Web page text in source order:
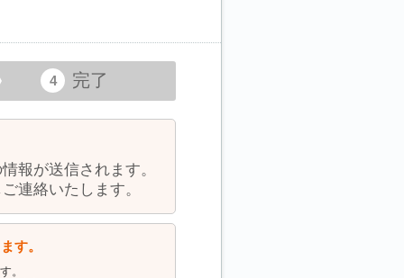
完了
報が送信されます。
連絡いたします。
す。
。